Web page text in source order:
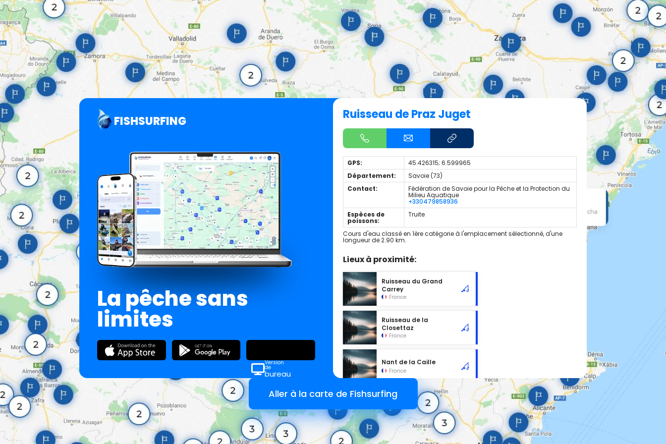
FISHSURFING
La pêche sans
limites
Version
de
bureau
Ruisseau de Praz Juget
GPS:
45.426315; 6.599965
Département:
Savoie (73)
Contact:
Fédération de Savoie pour la Pêche et la Protection du
Milieu Aquatique
+330479858936
Espèces de
poissons:
Truite
Cours d'eau classé en 1ère catégorie à l'emplacement sélectionné, d'une
longueur de 2.90 km.
Lieux à proximité:
Ruisseau du Grand
Carrey
France
Ruisseau de la
Closettaz
France
Nant de la Caille
France
Aller à la carte de Fishsurfing